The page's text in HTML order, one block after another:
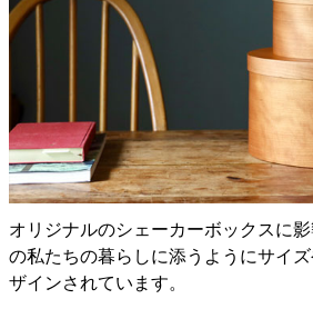
オリジナルのシェーカーボックスに
の私たちの暮らしに添うようにサイ
ザインされています。